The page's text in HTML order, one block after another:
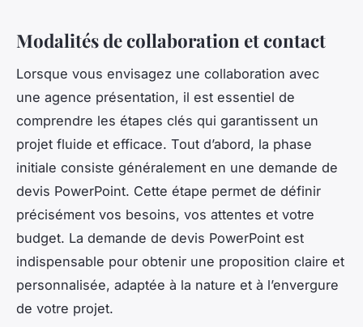
Modalités de collaboration et contact
Lorsque vous envisagez une collaboration avec
une agence présentation, il est essentiel de
comprendre les étapes clés qui garantissent un
projet fluide et efficace. Tout d’abord, la phase
initiale consiste généralement en une demande de
devis PowerPoint. Cette étape permet de définir
précisément vos besoins, vos attentes et votre
budget. La demande de devis PowerPoint est
indispensable pour obtenir une proposition claire et
personnalisée, adaptée à la nature et à l’envergure
de votre projet.